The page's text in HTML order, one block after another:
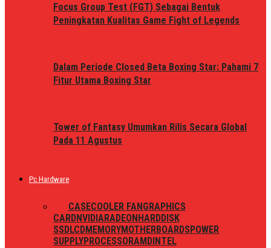
Focus Group Test (FGT) Sebagai Bentuk
Peningkatan Kualitas Game Fight of Legends
Dalam Periode Closed Beta Boxing Star: Pahami 7
Fitur Utama Boxing Star
Tower of Fantasy Umumkan Rilis Secara Global
Pada 11 Agustus
Pc Hardware
CASECOOLER FAN GRAPHICS
CARDNVIDIARADEON HARDDISK
SSDLCDMEMORYMOTHERBOARDSPOWER
SUPPLYPROCESSORAMD INTEL